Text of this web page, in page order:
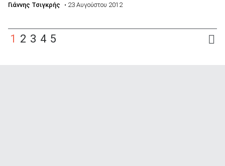
Γιάννης Τσιγκρής • 23 Αυγούστου 2012
1 2 3 4 5